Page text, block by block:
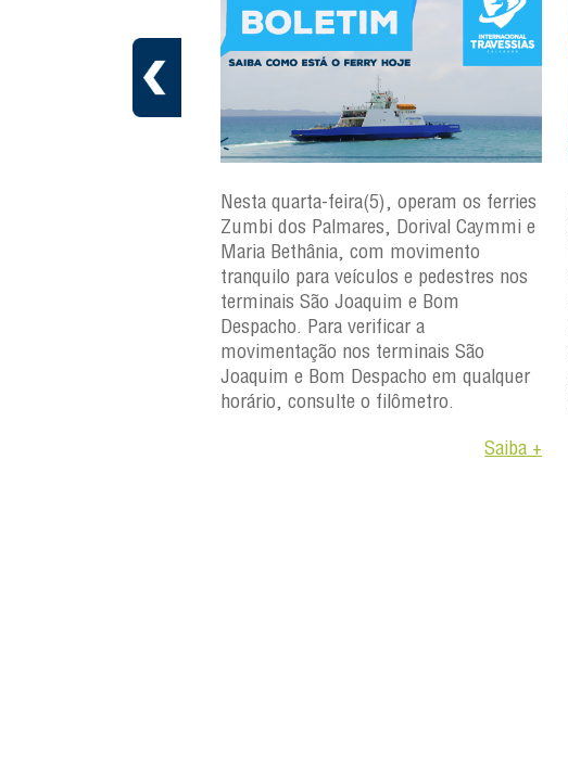
Nesta quarta-feira(5), operam os ferries
Zumbi dos Palmares, Dorival Caymmi e
Maria Bethânia, com movimento
tranquilo para veículos e pedestres nos
terminais São Joaquim e Bom
Despacho. Para verificar a
movimentação nos terminais São
Joaquim e Bom Despacho em qualquer
horário, consulte o filômetro.
Saiba +